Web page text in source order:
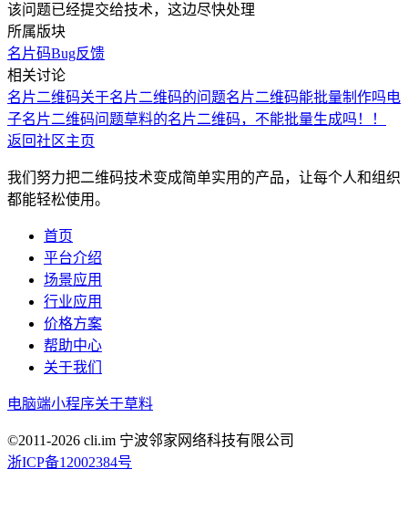
该问题已经提交给技术，这边尽快处理
所属版块
名片码Bug反馈
相关讨论
名片二维码关于名片二维码的问题名片二维码能批量制作吗电
子名片二维码问题草料的名片二维码，不能批量生成吗！！
返回社区主页
我们努力把二维码技术变成简单实用的产品，让每个人和组织
都能轻松使用。
首页
平台介绍
场景应用
行业应用
价格方案
帮助中心
关于我们
电脑端小程序关于草料
©2011-2026 cli.im 宁波邻家网络科技有限公司
浙ICP备12002384号